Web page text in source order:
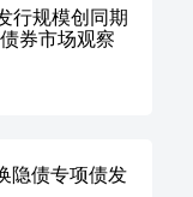
券市场观察
隐债专项债发